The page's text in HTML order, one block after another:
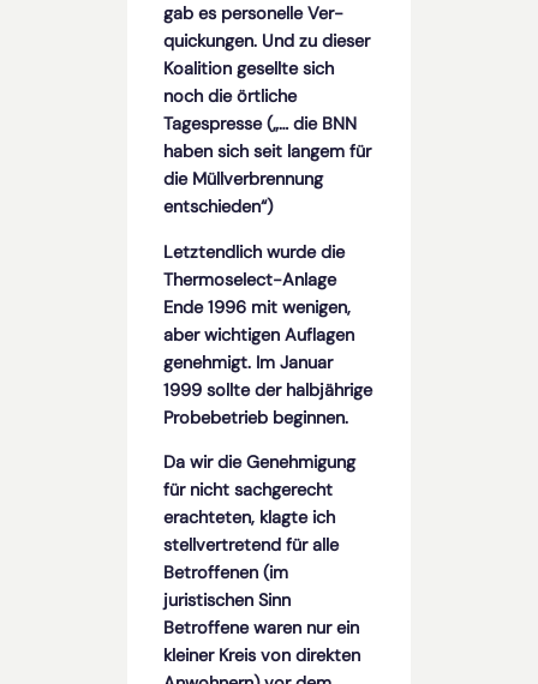
gab es personelle Ver­
quickungen. Und zu dieser
Koalition gesellte sich
noch die örtliche
Tagespresse („… die BNN
haben sich seit langem für
die Müllverbrennung
entschieden“)
Letztendlich wurde die
Thermoselect-Anlage
Ende 1996 mit wenigen,
aber wichtigen Auflagen
genehmigt. Im Januar
1999 sollte der halbjährige
Probebetrieb beginnen.
Da wir die Genehmigung
für nicht sachgerecht
erachteten, klagte ich
stellvertretend für alle
Betroffenen (im
juristischen Sinn
Betroffene waren nur ein
kleiner Kreis von direkten